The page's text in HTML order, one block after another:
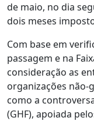
de maio, no dia
dois meses
Com base em
passagem e na
consideração as
organizações não-
como a
(GHF), apoiada